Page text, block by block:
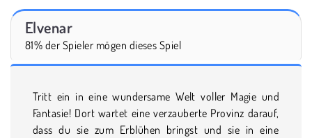
Elvenar
81% der Spieler mögen dieses Spiel
Tritt ein in eine wundersame Welt voller Magie und
Fantasie! Dort wartet eine verzauberte Provinz darauf,
dass du sie zum Erblühen bringst und sie in eine